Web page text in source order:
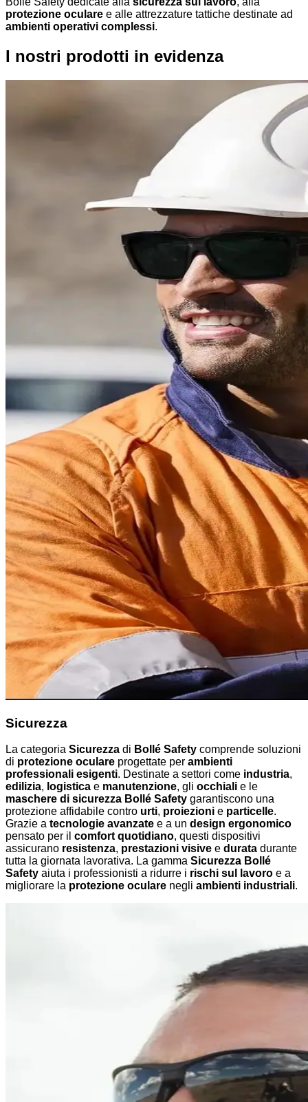
protezione oculare e alle attrezzature tattiche destinate ad
ambienti operativi complessi.
I nostri prodotti in evidenza
Sicurezza
La categoria Sicurezza di Bollé Safety comprende soluzioni
di protezione oculare progettate per ambienti
professionali esigenti. Destinate a settori come industria,
edilizia, logistica e manutenzione, gli occhiali e le
maschere di sicurezza Bollé Safety garantiscono una
protezione affidabile contro urti, proiezioni e particelle.
Grazie a tecnologie avanzate e a un design ergonomico
pensato per il comfort quotidiano, questi dispositivi
assicurano resistenza, prestazioni visive e durata durante
tutta la giornata lavorativa. La gamma Sicurezza Bollé
Safety aiuta i professionisti a ridurre i rischi sul lavoro e a
migliorare la protezione oculare negli ambienti industriali.